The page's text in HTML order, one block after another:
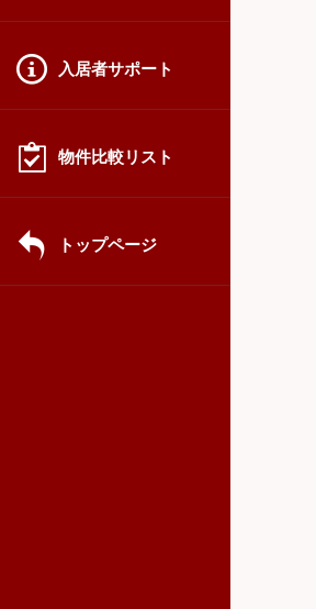
入居者サポート
物件比較リスト
トップページ